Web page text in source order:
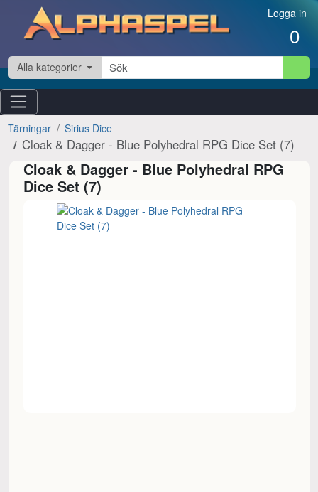
Hoppa till innehåll Logga in
0
Alla kategorier
Tärningar Sirius Dice
Cloak & Dagger - Blue Polyhedral RPG Dice Set (7)
Cloak & Dagger - Blue Polyhedral RPG
Dice Set (7)